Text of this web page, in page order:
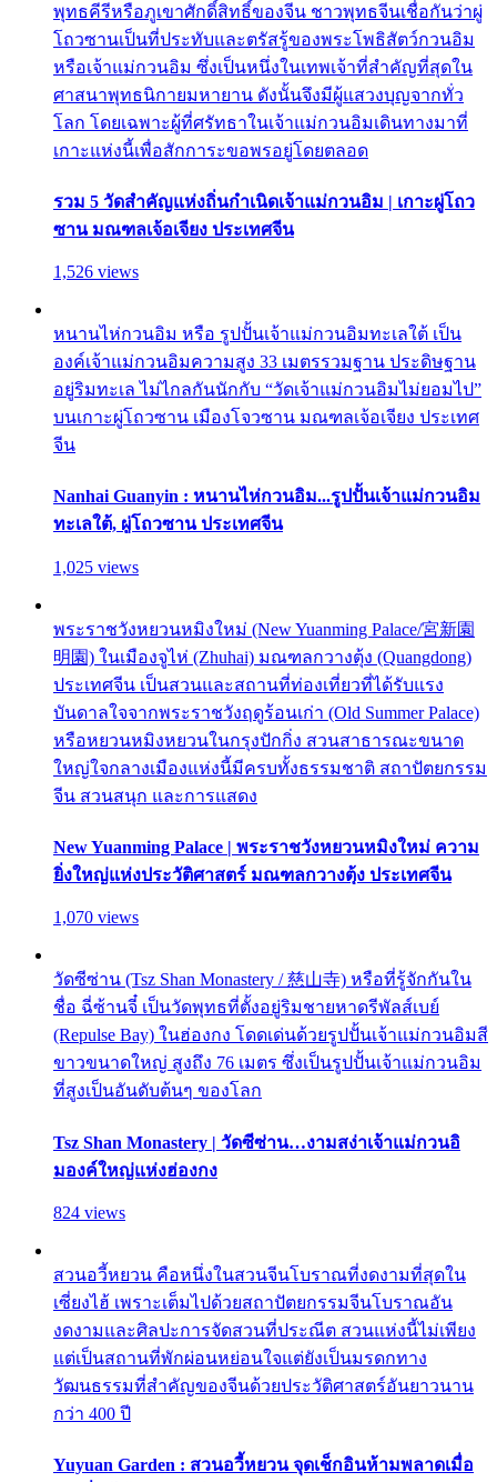
พุทธคีรีหรือภูเขาศักดิ์สิทธิ์ของจีน ชาวพุทธจีนเชื่อกันว่าผู่
โถวซานเป็นที่ประทับและตรัสรู้ของพระโพธิสัตว์กวนอิม
หรือเจ้าแม่กวนอิม ซึ่งเป็นหนึ่งในเทพเจ้าที่สำคัญที่สุดใน
ศาสนาพุทธนิกายมหายาน ดังนั้นจึงมีผู้แสวงบุญจากทั่ว
โลก โดยเฉพาะผู้ที่ศรัทธาในเจ้าแม่กวนอิมเดินทางมาที่
เกาะแห่งนี้เพื่อสักการะขอพรอยู่โดยตลอด
รวม 5 วัดสำคัญแห่งถิ่นกำเนิดเจ้าแม่กวนอิม | เกาะผู่โถว
ซาน มณฑลเจ้อเจียง ประเทศจีน
1,526 views
หนานไห่กวนอิม หรือ รูปปั้นเจ้าแม่กวนอิมทะเลใต้ เป็น
องค์เจ้าแม่กวนอิมความสูง 33 เมตรรวมฐาน ประดิษฐาน
อยู่ริมทะเล ไม่ไกลกันนักกับ “วัดเจ้าแม่กวนอิมไม่ยอมไป”
บนเกาะผู่โถวซาน เมืองโจวซาน มณฑลเจ้อเจียง ประเทศ
จีน
Nanhai Guanyin : หนานไห่กวนอิม...รูปปั้นเจ้าแม่กวนอิม
ทะเลใต้, ผู่โถวซาน ประเทศจีน
1,025 views
พระราชวังหยวนหมิงใหม่ (New Yuanming Palace/宮新園
明園) ในเมืองจูไห่ (Zhuhai) มณฑลกวางตุ้ง (Quangdong)
ประเทศจีน เป็นสวนและสถานที่ท่องเที่ยวที่ได้รับแรง
บันดาลใจจากพระราชวังฤดูร้อนเก่า (Old Summer Palace)
หรือหยวนหมิงหยวนในกรุงปักกิ่ง สวนสาธารณะขนาด
ใหญ่ใจกลางเมืองแห่งนี้มีครบทั้งธรรมชาติ สถาปัตยกรรม
จีน สวนสนุก และการแสดง
New Yuanming Palace | พระราชวังหยวนหมิงใหม่ ความ
ยิ่งใหญ่แห่งประวัติศาสตร์ มณฑลกวางตุ้ง ประเทศจีน
1,070 views
วัดซีซ่าน (Tsz Shan Monastery / 慈山寺) หรือที่รู้จักกันใน
ชื่อ ฉี่ซ้านจี๋ เป็นวัดพุทธที่ตั้งอยู่ริมชายหาดรีพัลส์เบย์
(Repulse Bay) ในฮ่องกง โดดเด่นด้วยรูปปั้นเจ้าแม่กวนอิมสี
ขาวขนาดใหญ่ สูงถึง 76 เมตร ซึ่งเป็นรูปปั้นเจ้าแม่กวนอิม
ที่สูงเป็นอันดับต้นๆ ของโลก
Tsz Shan Monastery | วัดซีซ่าน…งามสง่าเจ้าแม่กวนอิ
มองค์ใหญ่แห่งฮ่องกง
824 views
สวนอวี้หยวน คือหนึ่งในสวนจีนโบราณที่งดงามที่สุดใน
เซี่ยงไฮ้ เพราะเต็มไปด้วยสถาปัตยกรรมจีนโบราณอัน
งดงามและศิลปะการจัดสวนที่ประณีต สวนแห่งนี้ไม่เพียง
แต่เป็นสถานที่พักผ่อนหย่อนใจแต่ยังเป็นมรดกทาง
วัฒนธรรมที่สำคัญของจีนด้วยประวัติศาสตร์อันยาวนาน
กว่า 400 ปี
Yuyuan Garden : สวนอวี้หยวน จุดเช็กอินห้ามพลาดเมื่อ